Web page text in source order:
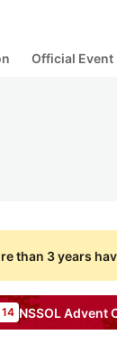
Official Event
than 3 years
NSSOLAdvent